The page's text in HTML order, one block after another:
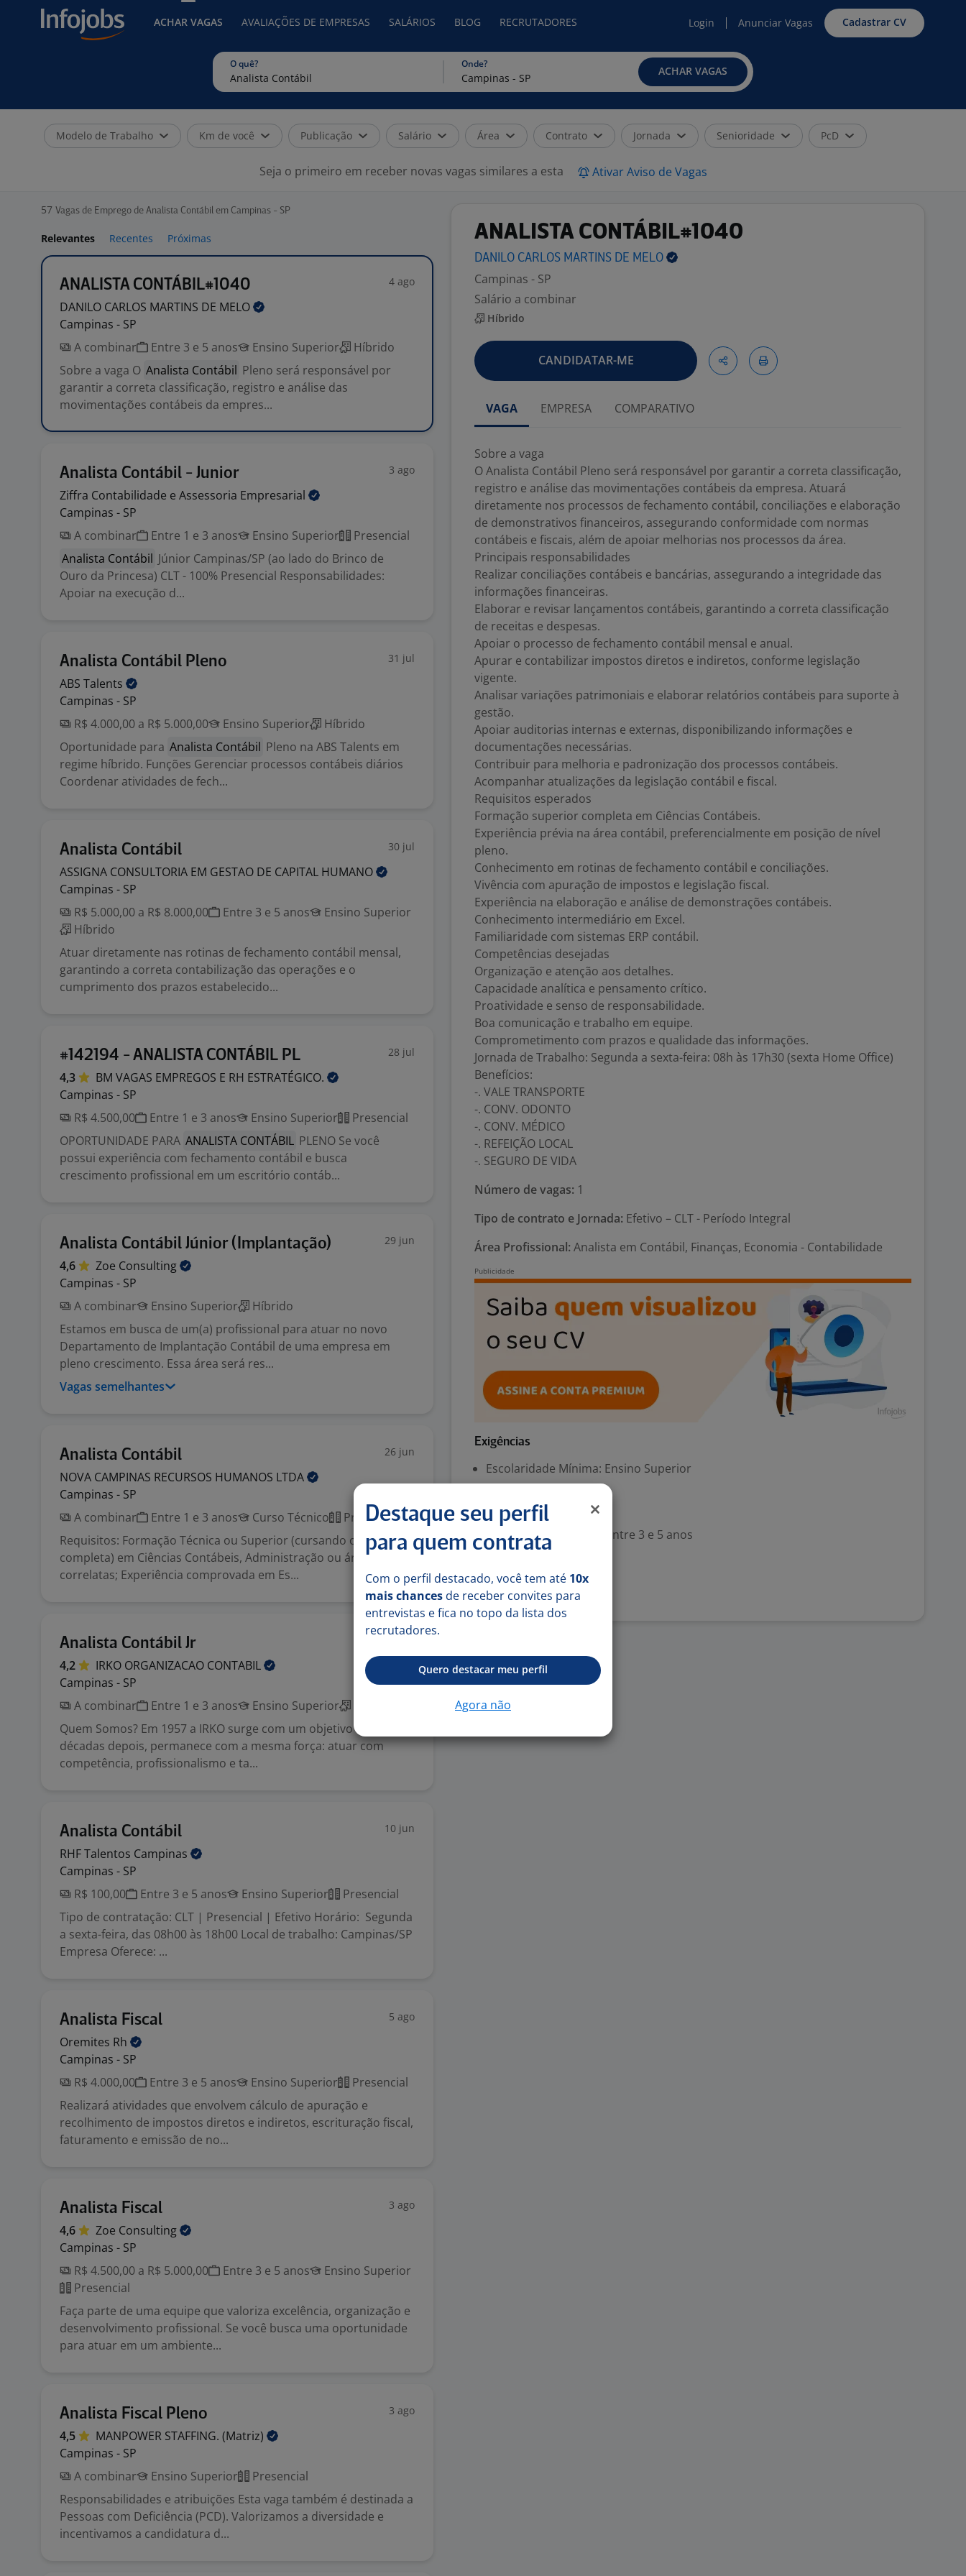
ACHAR VAGAS AVALIAÇÕES DE EMPRESAS SALÁRIOS BLOG RECRUTADORES Login Anunciar Vagas Cadastrar CV
O quê? Onde?
ACHAR VAGAS
Modelo de Trabalho Km de você Publicação Salário Área Contrato Jornada Senioridade PcD
Seja o primeiro em receber novas vagas similares a esta Ativar Aviso de Vagas
57 Vagas de Emprego de Analista Contábil em Campinas - SP
Relevantes Recentes Próximas
ANALISTA CONTÁBIL#1040 4 ago
DANILO CARLOS MARTINS DE MELO
Campinas - SP
A combinar
Entre 3 e 5 anos Ensino Superior
Híbrido
Sobre a vaga O Analista Contábil Pleno será responsável por
garantir a correta classificação, registro e análise das
movimentações contábeis da empres...
Analista Contábil - Junior 3 ago
Ziffra Contabilidade e Assessoria Empresarial
Campinas - SP
A combinar
Entre 1 e 3 anos Ensino Superior
Presencial
Analista Contábil Júnior Campinas/SP (ao lado do Brinco de
Ouro da Princesa) CLT - 100% Presencial Responsabilidades:
Apoiar na execução d...
Analista Contábil Pleno 31 jul
ABS Talents
Campinas - SP
R$ 4.000,00 a R$ 5.000,00
Ensino Superior
Híbrido
Oportunidade para Analista Contábil Pleno na ABS Talents em
regime híbrido. Funções Gerenciar processos contábeis diários
Coordenar atividades de fech...
Analista Contábil 30 jul
ASSIGNA CONSULTORIA EM GESTAO DE CAPITAL HUMANO
Campinas - SP
R$ 5.000,00 a R$ 8.000,00
Entre 3 e 5 anos
Ensino Superior
Híbrido
Atuar diretamente nas rotinas de fechamento contábil mensal,
garantindo a correta contabilização das operações e o
cumprimento dos prazos estabelecido...
#142194 - ANALISTA CONTÁBIL PL 28 jul
4,3 BM VAGAS EMPREGOS E RH ESTRATÉGICO.
Campinas - SP
R$ 4.500,00
Entre 1 e 3 anos Ensino Superior
Presencial
OPORTUNIDADE PARA ANALISTA CONTÁBIL PLENO Se você
possui experiência com fechamento contábil e busca
crescimento profissional em um escritório contáb...
Analista Contábil Júnior (Implantação) 29 jun
4,6 Zoe Consulting
Campinas - SP
A combinar
Ensino Superior
Híbrido
Estamos em busca de um(a) profissional para atuar no novo
Departamento de Implantação Contábil de uma empresa em
pleno crescimento. Essa área será res...
Vagas semelhantes
Analista Contábil 26 jun
NOVA CAMPINAS RECURSOS HUMANOS LTDA
Campinas - SP
A combinar
Entre 1 e 3 anos Curso Técnico
Presencial
Requisitos: Formação Técnica ou Superior (cursando ou
completa) em Ciências Contábeis, Administração ou áreas
correlatas; Experiência comprovada em Es...
Analista Contábil Jr
4,2 IRKO ORGANIZACAO CONTABIL
Campinas - SP
A combinar
Entre 1 e 3 anos Ensino Superior
Quem Somos? Em 1957 a IRKO surge com um objetivo que, seis
décadas depois, permanece com a mesma força: atuar com
competência, profissionalismo e ta...
Analista Contábil 10 jun
RHF Talentos Campinas
Campinas - SP
R$ 100,00
Entre 3 e 5 anos Ensino Superior
Presencial
Tipo de contratação: CLT | Presencial | Efetivo Horário: Segunda
a sexta-feira, das 08h00 às 18h00 Local de trabalho: Campinas/SP
Empresa Oferece: ...
Analista Fiscal 5 ago
Oremites Rh
Campinas - SP
R$ 4.000,00
Entre 3 e 5 anos Ensino Superior
Presencial
Realizará atividades que envolvem cálculo de apuração e
recolhimento de impostos diretos e indiretos, escrituração fiscal,
faturamento e emissão de no...
Analista Fiscal 3 ago
4,6 Zoe Consulting
Campinas - SP
R$ 4.500,00 a R$ 5.000,00
Entre 3 e 5 anos
Ensino Superior
Presencial
Faça parte de uma equipe que valoriza excelência, organização e
desenvolvimento profissional. Se você busca uma oportunidade
para atuar em um ambiente...
Analista Fiscal Pleno 3 ago
4,5 MANPOWER STAFFING. (Matriz)
Campinas - SP
A combinar
Ensino Superior
Presencial
Responsabilidades e atribuições Esta vaga também é destinada a
Pessoas com Deficiência (PCD). Valorizamos a diversidade e
incentivamos a candidatura d...
ANALISTA CONTÁBIL#1040
DANILO CARLOS MARTINS DE MELO
Campinas - SP
Salário a combinar
Híbrido
CANDIDATAR-ME
VAGA EMPRESA COMPARATIVO
Sobre a vaga
O Analista Contábil Pleno será responsável por garantir a correta classificação,
registro e análise das movimentações contábeis da empresa. Atuará
diretamente nos processos de fechamento contábil, conciliações e elaboração
de demonstrativos financeiros, assegurando conformidade com normas
contábeis e fiscais, além de apoiar melhorias nos processos da área.
Principais responsabilidades
Realizar conciliações contábeis e bancárias, assegurando a integridade das
informações financeiras.
Elaborar e revisar lançamentos contábeis, garantindo a correta classificação
de receitas e despesas.
Apoiar o processo de fechamento contábil mensal e anual.
Apurar e contabilizar impostos diretos e indiretos, conforme legislação
vigente.
Analisar variações patrimoniais e elaborar relatórios contábeis para suporte à
gestão.
Apoiar auditorias internas e externas, disponibilizando informações e
documentações necessárias.
Contribuir para melhoria e padronização dos processos contábeis.
Acompanhar atualizações da legislação contábil e fiscal.
Requisitos esperados
Formação superior completa em Ciências Contábeis.
Experiência prévia na área contábil, preferencialmente em posição de nível
pleno.
Conhecimento em rotinas de fechamento contábil e conciliações.
Vivência com apuração de impostos e legislação fiscal.
Experiência na elaboração e análise de demonstrações contábeis.
Conhecimento intermediário em Excel.
Familiaridade com sistemas ERP contábil.
Competências desejadas
Organização e atenção aos detalhes.
Capacidade analítica e pensamento crítico.
Proatividade e senso de responsabilidade.
Boa comunicação e trabalho em equipe.
Comprometimento com prazos e qualidade das informações.
Jornada de Trabalho: Segunda a sexta-feira: 08h às 17h30 (sexta Home Office)
Benefícios:
-. VALE TRANSPORTE
-. CONV. ODONTO
-. CONV. MÉDICO
-. REFEIÇÃO LOCAL
-. SEGURO DE VIDA
Número de vagas: 1
Tipo de contrato e Jornada: Efetivo – CLT - Período Integral
Área Profissional: Analista em Contábil, Finanças, Economia - Contabilidade
Exigências
Escolaridade Mínima: Ensino Superior
Valorizado
Experiência desejada: Entre 3 e 5 anos
Denunciar vaga
Destaque seu perfil
para quem contrata
Com o perfil destacado, você tem até 10x
mais chances de receber convites para
entrevistas e fica no topo da lista dos
recrutadores.
Quero destacar meu perfil
Agora não